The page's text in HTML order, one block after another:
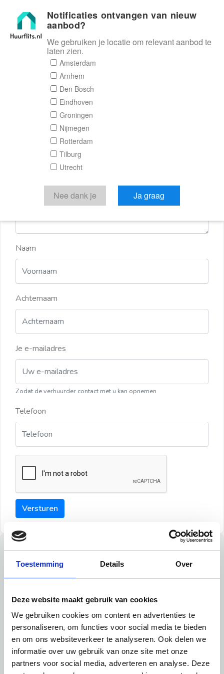
Toestemming Details Over
Deze website maakt gebruik van cookies
We gebruiken cookies om content en advertenties te
personaliseren, om functies voor social media te bieden
en om ons websiteverkeer te analyseren. Ook delen we
informatie over uw gebruik van onze site met onze
partners voor social media, adverteren en analyse. Deze
Huurflits
Reactieformulier
Huurflits
Verstuur je bericht
Door een bericht te sturen kom je in contact met de
aanbieder of makelaar van de woning.
Naam
Achternaam
Je e-mailadres
Zodat de verhuurder contact met u kan opnemen
Telefoon
Versturen
Tips
Tip 1:
Schrijf een duidelijke introductie en geef de volgende
informatie mee:
Ben je student, werkachtig of werkzoekend
Notificaties ontvangen van nieuw
aanbod?
We gebruiken je locatie om relevant aanbod te
laten zien.
Amsterdam
Arnhem
Den Bosch
Eindhoven
Groningen
Nijmegen
Rotterdam
Tilburg
Utrecht
Nee dank je Ja graag